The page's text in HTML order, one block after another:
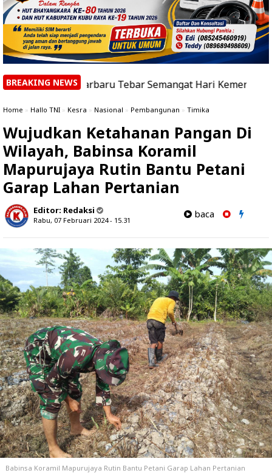
BREAKING NEWSTebar Semangat Hari Kemerdekaan Indonesia
Home » Hallo TNI » Kesra » Nasional » Pembangunan » Timika
Wujudkan Ketahanan Pangan Di
Wilayah, Babinsa Koramil
Mapurujaya Rutin Bantu Petani
Garap Lahan Pertanian
Editor: Redaksi
Rabu, 07 Februari 2024 - 15.31
baca
Babinsa Koramil Mapurujaya Rutin Bantu Petani Garap Lahan Pertanian